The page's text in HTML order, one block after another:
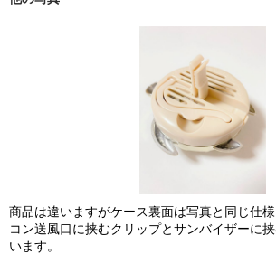
商品は違いますがケース裏面は写真と同じ仕
コン送風口に挟むクリップとサンバイザーに
います。